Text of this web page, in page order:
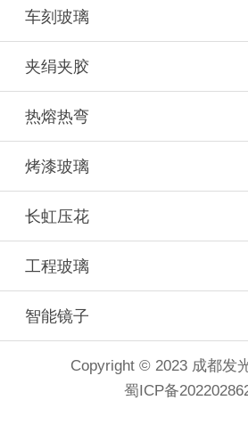
车刻玻璃
夹绢夹胶
热熔热弯
烤漆玻璃
长虹压花
工程玻璃
智能镜子
Copyright © 2023 成都发
蜀ICP备